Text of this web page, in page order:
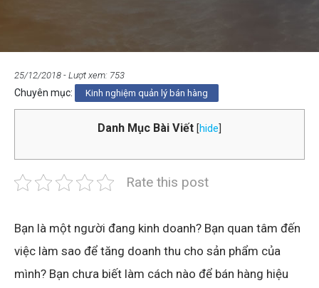
25/12/2018 - Lượt xem: 753
Chuyên mục: Kinh nghiệm quản lý bán hàng
Danh Mục Bài Viết [hide
Rate this post
Bạn là một người đang kinh doanh? Bạn quan tâm đến
việc làm sao để tăng doanh thu cho sản phẩm của
mình? Bạn chưa biết làm cách nào để bán hàng hiệu